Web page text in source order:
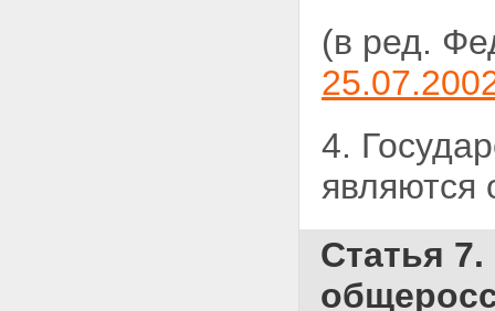
(в ред.
4.
являются
Статья